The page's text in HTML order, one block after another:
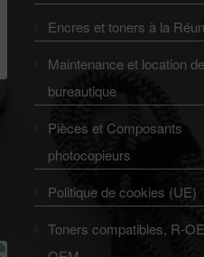
Encres et toners à la
Maintenance et location
bureautique
Pièces et Composants
photocopieurs
Politique de cookies (UE)
Toners compatibles, R-